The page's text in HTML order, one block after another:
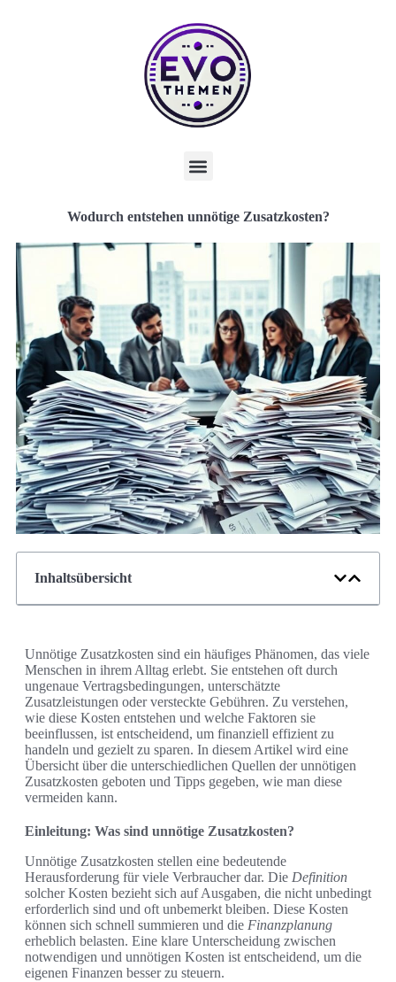
Wodurch entstehen unnötige Zusatzkosten?
Inhaltsübersicht
Unnötige Zusatzkosten sind ein häufiges Phänomen, das viele
Menschen in ihrem Alltag erlebt. Sie entstehen oft durch
ungenaue Vertragsbedingungen, unterschätzte
Zusatzleistungen oder versteckte Gebühren. Zu verstehen,
wie diese Kosten entstehen und welche Faktoren sie
beeinflussen, ist entscheidend, um finanziell effizient zu
handeln und gezielt zu sparen. In diesem Artikel wird eine
Übersicht über die unterschiedlichen Quellen der unnötigen
Zusatzkosten geboten und Tipps gegeben, wie man diese
vermeiden kann.
Einleitung: Was sind unnötige Zusatzkosten?
Unnötige Zusatzkosten stellen eine bedeutende
Herausforderung für viele Verbraucher dar. Die Definition
solcher Kosten bezieht sich auf Ausgaben, die nicht unbedingt
erforderlich sind und oft unbemerkt bleiben. Diese Kosten
können sich schnell summieren und die Finanzplanung
erheblich belasten. Eine klare Unterscheidung zwischen
notwendigen und unnötigen Kosten ist entscheidend, um die
eigenen Finanzen besser zu steuern.